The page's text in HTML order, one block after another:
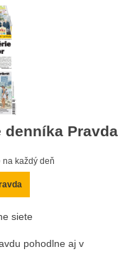
Pravda
každý deň
siete
pohodlne aj v